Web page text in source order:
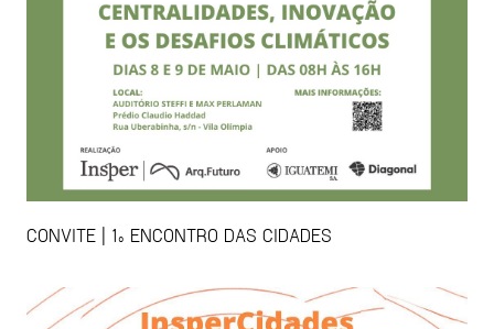
CONVITE | 1º ENCONTRO DAS CIDADES